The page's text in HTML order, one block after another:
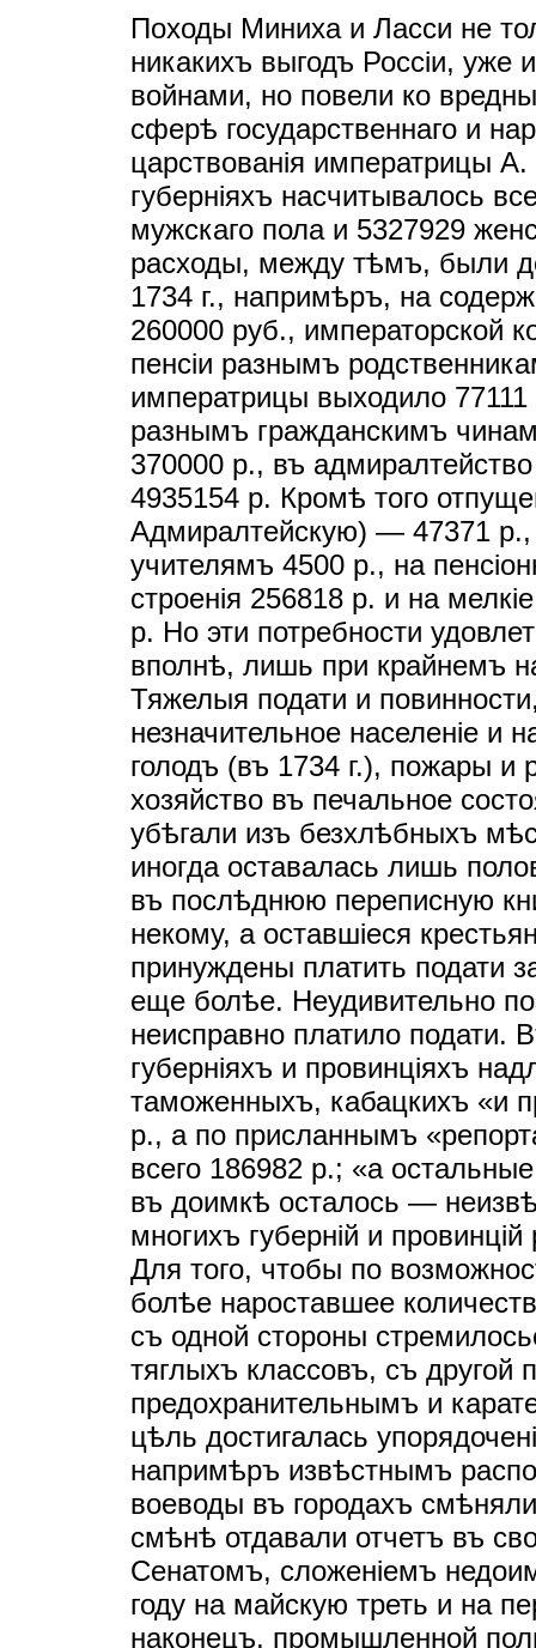
Походы Миниха и Ласси не
никакихъ выгодъ Россiи, уже
войнами, но повели ко
сферѣ государственнаго и
царствованiя императрицы
губернiяхъ насчитывалось
мужскаго пола и 5327929
расходы, между тѣмъ, были
1734 г., напримѣръ, на
260000 руб., императорской
пенсiи разнымъ
императрицы выходило
разнымъ гражданскимъ
370000 р., въ
4935154 р. Кромѣ того
Адмиралтейскую) — 47371
учителямъ 4500 р., на
строенiя 256818 р. и на
р. Но эти потребности
вполнѣ, лишь при крайнемъ
Тяжелыя подати и
незначительное населенiе и
голодъ (въ 1734 г.), пожары и
хозяйство въ печальное
убѣгали изъ безхлѣбныхъ
иногда оставалась лишь
въ послѣднюю переписную
некому, а оставшiеся
принуждены платить подати
еще болѣе. Неудивительно
неисправно платило подати.
губернiяхъ и провинцiяхъ
таможенныхъ, кабацкихъ «и
р., а по присланнымъ
всего 186982 р.; «а
въ доимкѣ осталось —
многихъ губернiй и
Для того, чтобы по
болѣе нароставшее
съ одной стороны
тяглыхъ классовъ, съ другой
предохранительнымъ и
цѣль достигалась
напримѣръ извѣстнымъ
воеводы въ городахъ
смѣнѣ отдавали отчетъ въ
Сенатомъ, сложенiемъ
году на майскую треть и на
наконецъ, промышленной